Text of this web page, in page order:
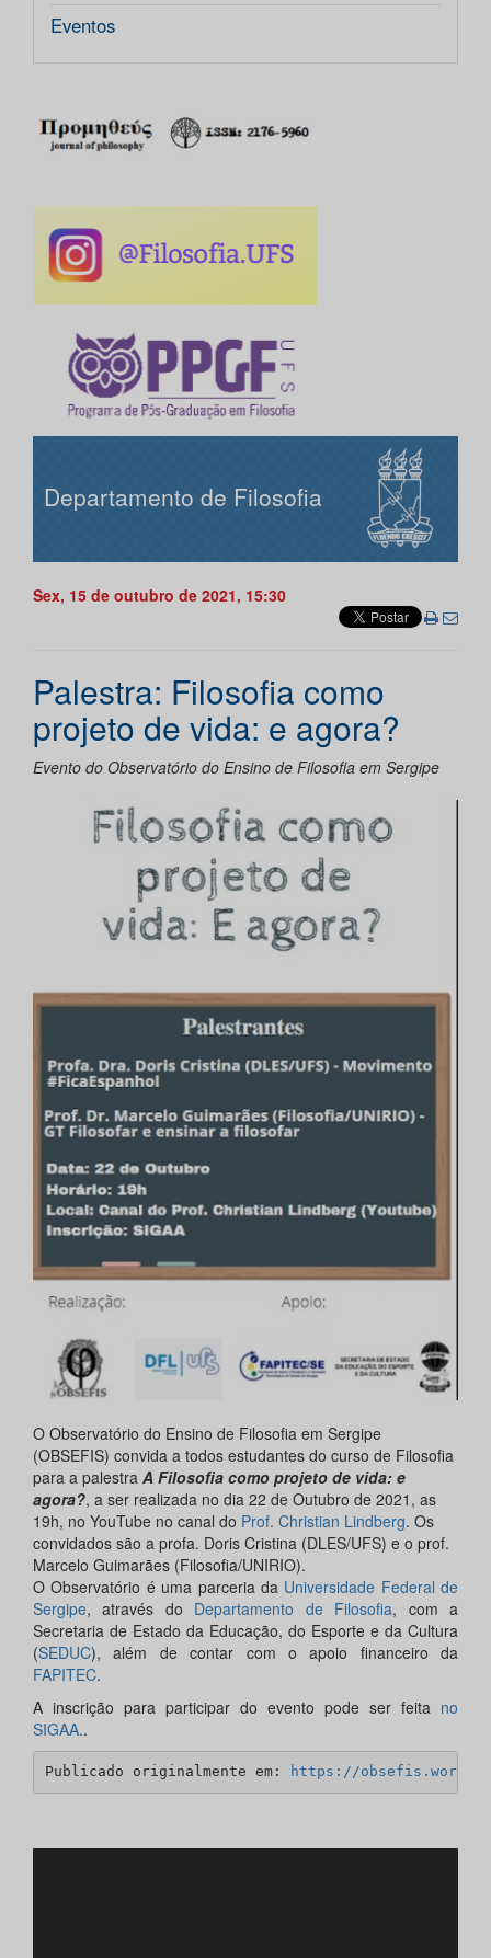
Eventos
Departamento de Filosofia
Sex, 15 de outubro de 2021, 15:30
Palestra: Filosofia como
projeto de vida: e agora?
Evento do Observatório do Ensino de Filosofia em Sergipe
O Observatório do Ensino de Filosofia em Sergipe
(OBSEFIS) convida a todos estudantes do curso de Filosofia
para a palestra A Filosofia como projeto de vida: e
agora?, a ser realizada no dia 22 de Outubro de 2021, as
19h, no YouTube no canal do Prof. Christian Lindberg. Os
convidados são a profa. Doris Cristina (DLES/UFS) e o prof.
Marcelo Guimarães (Filosofia/UNIRIO).
O Observatório é uma parceria da Universidade Federal de
Sergipe, através do Departamento de Filosofia, com a
Secretaria de Estado da Educação, do Esporte e da Cultura
(SEDUC), além de contar com o apoio financeiro da
FAPITEC.
A inscrição para participar do evento pode ser feita no
SIGAA..
Publicado originalmente em: https://